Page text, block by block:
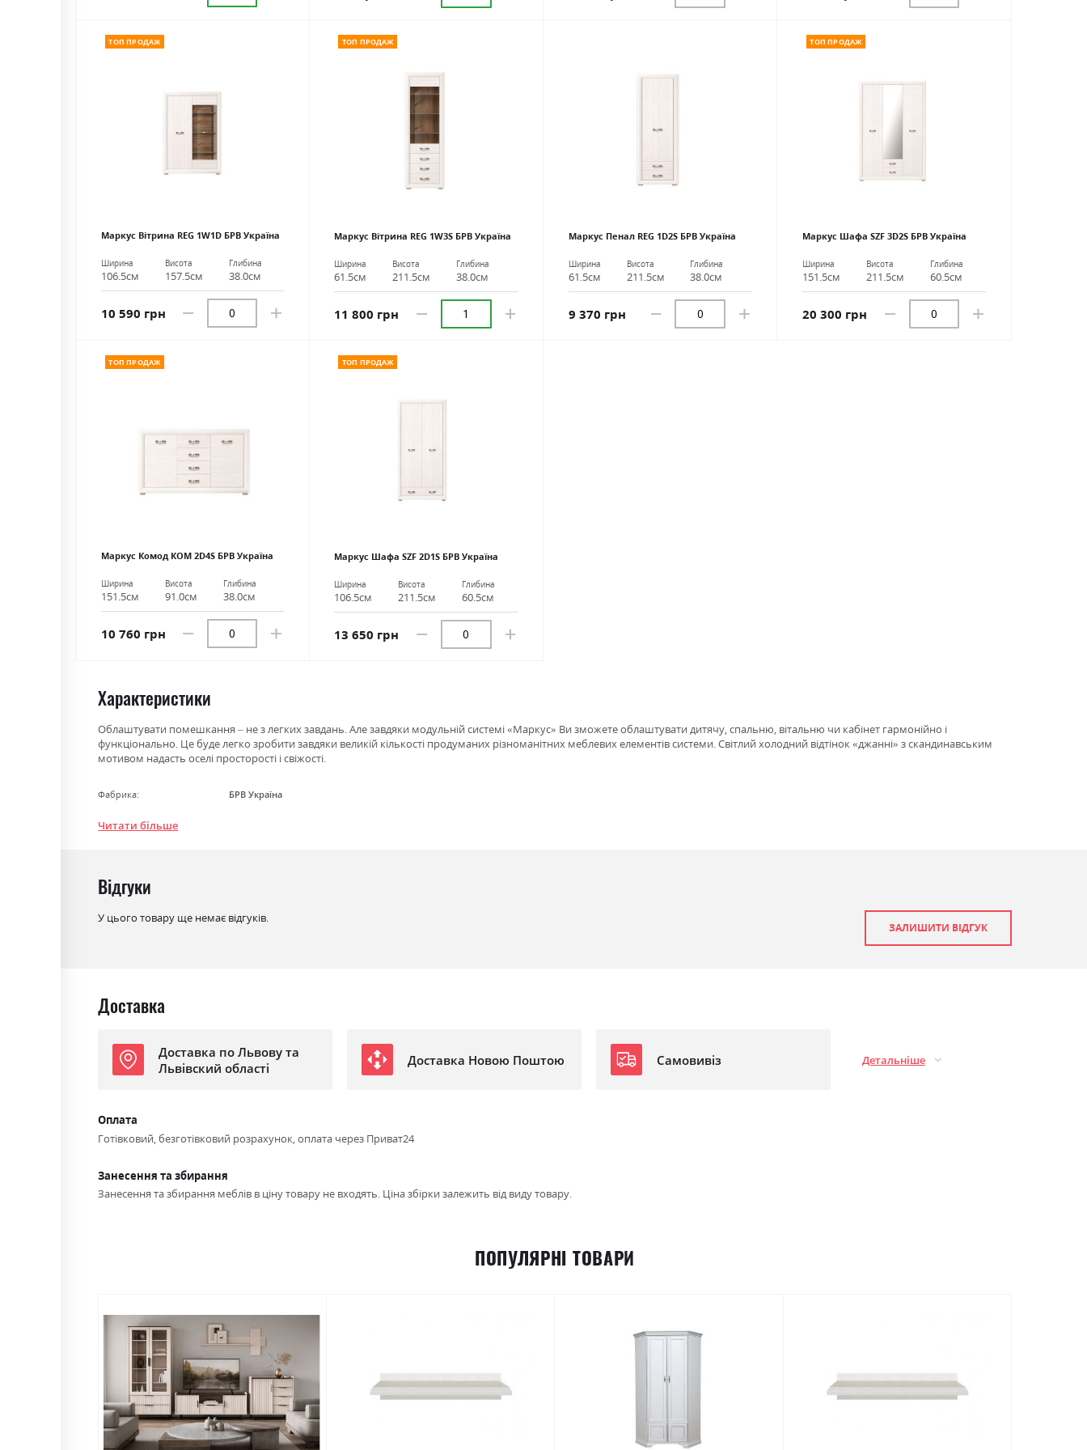
ТОП ПРОДАЖ
Маркус Вітрина REG 1W1D БРВ Україна
Ширина
106.5см
Висота
157.5см
Глибина
38.0см
10 590 грн
ТОП ПРОДАЖ
Маркус Вітрина REG 1W3S БРВ Україна
Ширина
61.5см
Висота
211.5см
Глибина
38.0см
11 800 грн
Маркус Пенал REG 1D2S БРВ Україна
Ширина
61.5см
Висота
211.5см
Глибина
38.0см
9 370 грн
ТОП ПРОДАЖ
Маркус Шафа SZF 3D2S БРВ Україна
Ширина
151.5см
Висота
211.5см
Глибина
60.5см
20 300 грн
ТОП ПРОДАЖ
Маркус Комод КОМ 2D4S БРВ Україна
Ширина
151.5см
Висота
91.0см
Глибина
38.0см
10 760 грн
ТОП ПРОДАЖ
Маркус Шафа SZF 2D1S БРВ Україна
Ширина
106.5см
Висота
211.5см
Глибина
60.5см
13 650 грн
Характеристики
Облаштувати помешкання – не з легких завдань. Але завдяки модульній системі «Маркус» Ви зможете облаштувати дитячу, спальню, вітальню чи кабінет гармонійно і
функціонально. Це буде легко зробити завдяки великій кількості продуманих різноманітних меблевих елементів системи. Світлий холодний відтінок «джанні» з скандинавським
мотивом надасть оселі просторості і свіжості.
Фабрика: БРВ Україна
Колір (Фасад):
Читати більше
Відгуки
У цього товару ще немає відгуків.
ЗАЛИШИТИ ВІДГУК
Доставка
Доставка по Львову та
Львівский області
Доставка Новою Поштою Самовивіз Детальніше
Оплата
Готівковий, безготівковий розрахунок, оплата через Приват24
Занесення та збирання
Занесення та збирання меблів в ціну товару не входять. Ціна збірки залежить від виду товару.
ПОПУЛЯРНІ ТОВАРИ